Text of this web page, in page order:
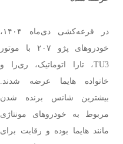
در قرعه‌کشی دی‌ماه ۱۴۰۴،
خودروهای پژو ۲۰۷ با موتور
TU3، تارا اتوماتیک، ری‌را و
خانواده هایما عرضه شدند.
بیشترین شانس برنده شدن
مربوط به خودروهای مونتاژی
مانند هایما بوده و رقابت برای